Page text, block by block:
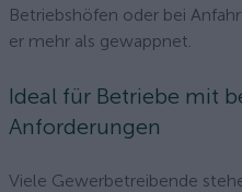
Betriebshöfen oder bei
er mehr als gewappnet.
Ideal für Betriebe mit
Anforderungen
Viele Gewerbetreibende